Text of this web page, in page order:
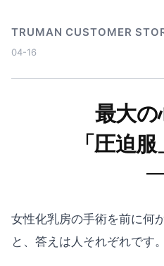
TRUMAN CUSTOMER
04-16
最大の
「圧迫
女性化乳房の手術を前に何
と、答えは人それぞれです。